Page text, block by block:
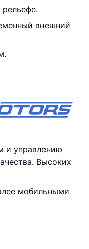
внешний
и управлению
Высоких
мобильными